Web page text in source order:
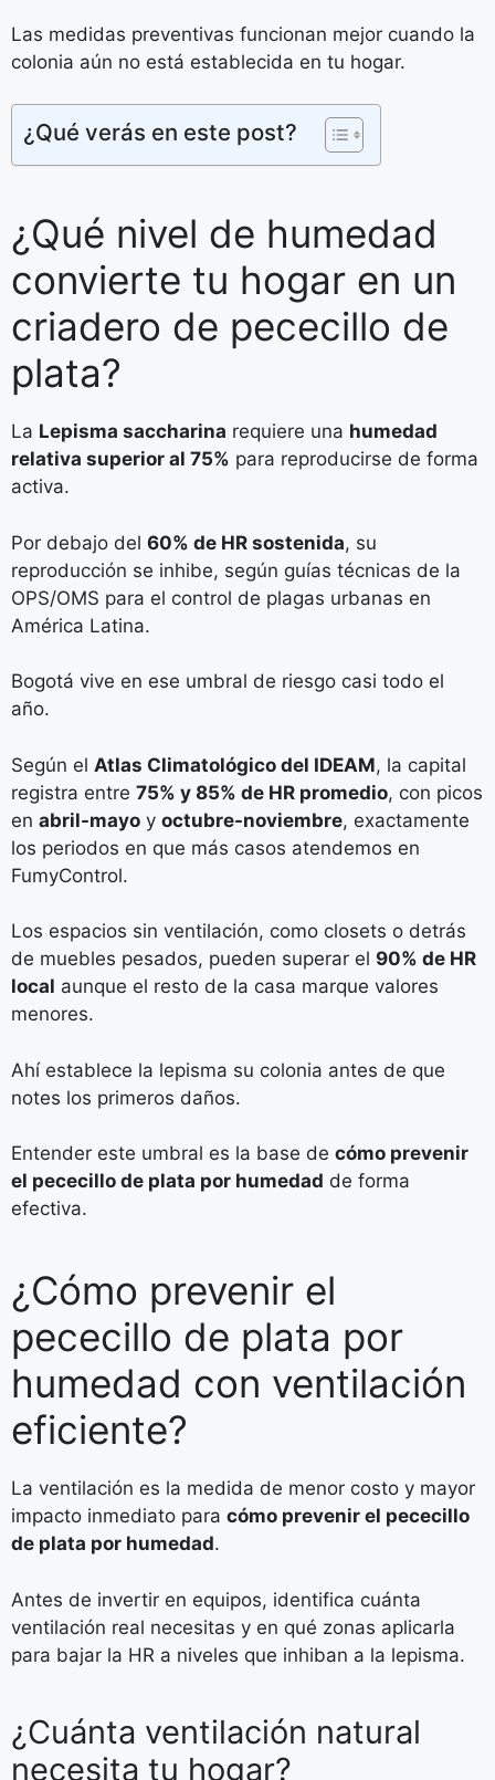
Las medidas preventivas funcionan mejor cuando la
colonia aún no está establecida en tu hogar.
¿Qué verás en este post?
¿Qué nivel de humedad
convierte tu hogar en un
criadero de pececillo de
plata?
La Lepisma saccharina requiere una humedad
relativa superior al 75% para reproducirse de forma
activa.
Por debajo del 60% de HR sostenida, su
reproducción se inhibe, según guías técnicas de la
OPS/OMS para el control de plagas urbanas en
América Latina.
Bogotá vive en ese umbral de riesgo casi todo el
año.
Según el Atlas Climatológico del IDEAM, la capital
registra entre 75% y 85% de HR promedio, con picos
en abril-mayo y octubre-noviembre, exactamente
los periodos en que más casos atendemos en
FumyControl.
Los espacios sin ventilación, como closets o detrás
de muebles pesados, pueden superar el 90% de HR
local aunque el resto de la casa marque valores
menores.
Ahí establece la lepisma su colonia antes de que
notes los primeros daños.
Entender este umbral es la base de cómo prevenir
el pececillo de plata por humedad de forma
efectiva.
¿Cómo prevenir el
pececillo de plata por
humedad con ventilación
eficiente?
La ventilación es la medida de menor costo y mayor
impacto inmediato para cómo prevenir el pececillo
de plata por humedad.
Antes de invertir en equipos, identifica cuánta
ventilación real necesitas y en qué zonas aplicarla
para bajar la HR a niveles que inhiban a la lepisma.
¿Cuánta ventilación natural
necesita tu hogar?